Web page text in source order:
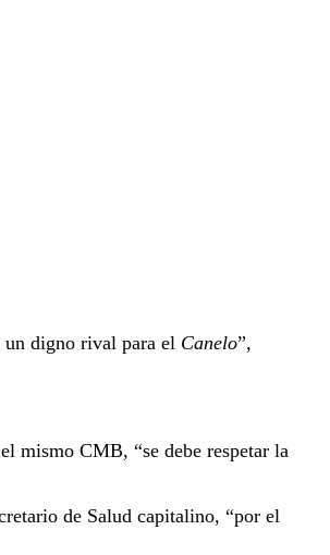
un digno rival para el Canelo”,
mismo CMB, “se debe respetar la
de Salud capitalino, “por el